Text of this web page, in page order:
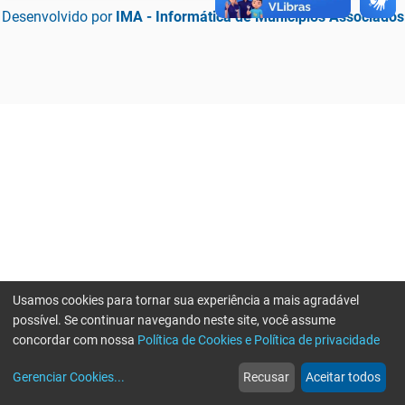
Desenvolvido por IMA - Informática de Municípios Associados
web
Notícias
more_horiz
Mais
Usamos cookies para tornar sua experiência a mais agradável
possível. Se continuar navegando neste site, você assume
concordar com nossa Política de Cookies e Política de privacidade
Gerenciar Cookies... Recusar Aceitar todos
Erro ao enviar informações, por favor tente novamente